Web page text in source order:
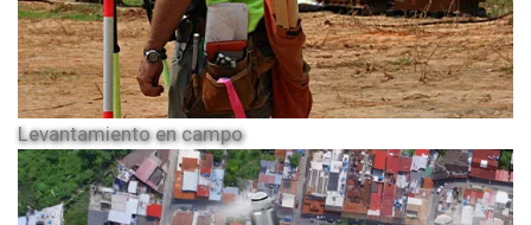
Levantamiento en campo